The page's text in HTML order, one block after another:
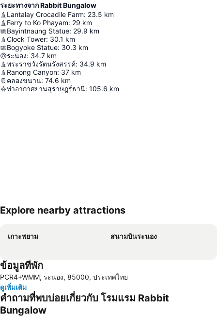
ระยะทางจาก Rabbit Bungalow
Lantalay Crocadile Farm: 23.5 km
Ferry to Ko Phayam: 29 km
Bayintnaung Statue: 29.9 km
Clock Tower: 30.1 km
Bogyoke Statue: 30.3 km
ระนอง: 34.7 km
พระราชวังรัตนรังสรรค์: 34.9 km
Ranong Canyon: 37 km
คลองขนาน: 74.6 km
ท่าอากาศยานสุราษฎร์ธานี: 105.6 km
Explore nearby attractions
เกาะพยาม สนามบินระนอง
ข้อมูลที่พัก
PCR4+WMM, ระนอง, 85000, ประเทศไทย
ดูเพิ่มเติม
คำถามที่พบบ่อยเกี่ยวกับ โรมแรม Rabbit
Bungalow